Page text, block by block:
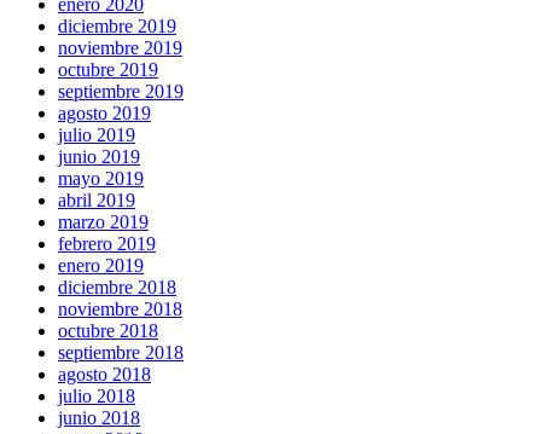
diciembre 2019
noviembre 2019
octubre 2019
septiembre 2019
agosto 2019
julio 2019
junio 2019
mayo 2019
abril 2019
marzo 2019
febrero 2019
enero 2019
diciembre 2018
noviembre 2018
octubre 2018
septiembre 2018
agosto 2018
julio 2018
junio 2018